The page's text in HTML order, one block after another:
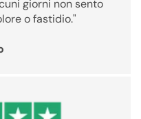
giorni non sento
o fastidio."